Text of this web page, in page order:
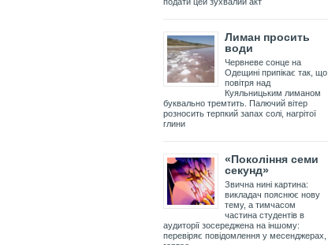
Лиман просить
води
Червневе сонце на
Одещині припікає так, що
повітря над
Куяльницьким лиманом
буквально тремтить. Палючий вітер
розносить терпкий запах солі, нагрітої
глини
«Покоління семи
секунд»
Звична нині картина:
викладач пояснює нову
тему, а тимчасом
частина студентів в
аудиторії зосереджена на іншому:
перевіряє повідомлення у месенджерах,